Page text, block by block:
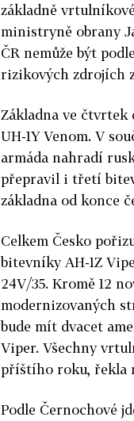
základně
ministryně obrany
ČR nemůže být
rizikových zdrojích
Základna ve
UH-1Y Venom. V
armáda nahradí
přepravil i třetí
základna od konce
Celkem Česko
bitevníky AH-1Z
24V/35. Kromě 12
modernizovaných
bude mít dvacet
Viper. Všechny
příštího roku, řekla
Podle Černochové